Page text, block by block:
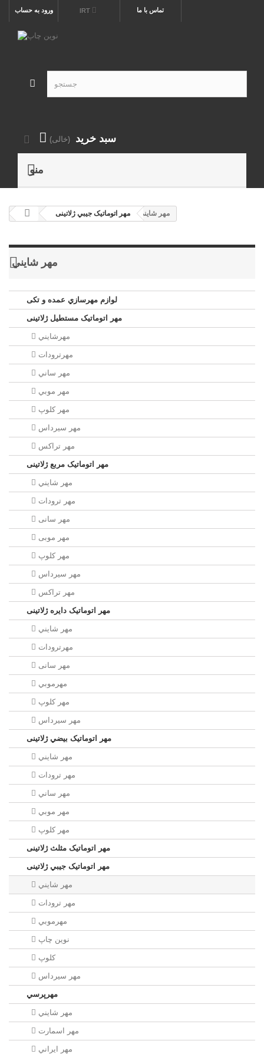
ورود به حساب IRT تماس با ما
سبد خرید (خالی)
منو
مهر اتوماتیک جيبي ژلاتینی مهر شايني
مهر شايني
لوازم مهرسازي عمده و تکی
مهر اتوماتیک مستطيل ژلاتینی
مهرشايني
مهرترودات
مهر ساني
مهر موبي
مهر كلوپ
مهر سيرداس
مهر تراکس
مهر اتوماتیک مربع ژلاتینی
مهر شايني
مهر ترودات
مهر سانی
مهر موبی
مهر كلوپ
مهر سيرداس
مهر تراکس
مهر اتوماتیک دايره ژلاتینی
مهر شايني
مهرترودات
مهر سانی
مهرموبي
مهر كلوپ
مهر سيرداس
مهر اتوماتیک بيضي ژلاتینی
مهر شايني
مهر ترودات
مهر ساني
مهر موبي
مهر كلوپ
مهر اتوماتیک مثلث ژلاتینی
مهر اتوماتیک جيبي ژلاتینی
مهر شايني
مهر ترودات
مهرموبي
نوين چاپ
کلوپ
مهر سيرداس
مهرپرسي
مهر شايني
مهر اسمارت
مهر ايراني